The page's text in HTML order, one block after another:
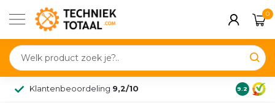
0
Klantenbeoordeling 9,2/10 9.2